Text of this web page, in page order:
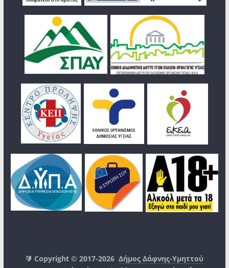
🔰 Copyright © 2017-2026Δήμος Δάφνης-Υμηττού